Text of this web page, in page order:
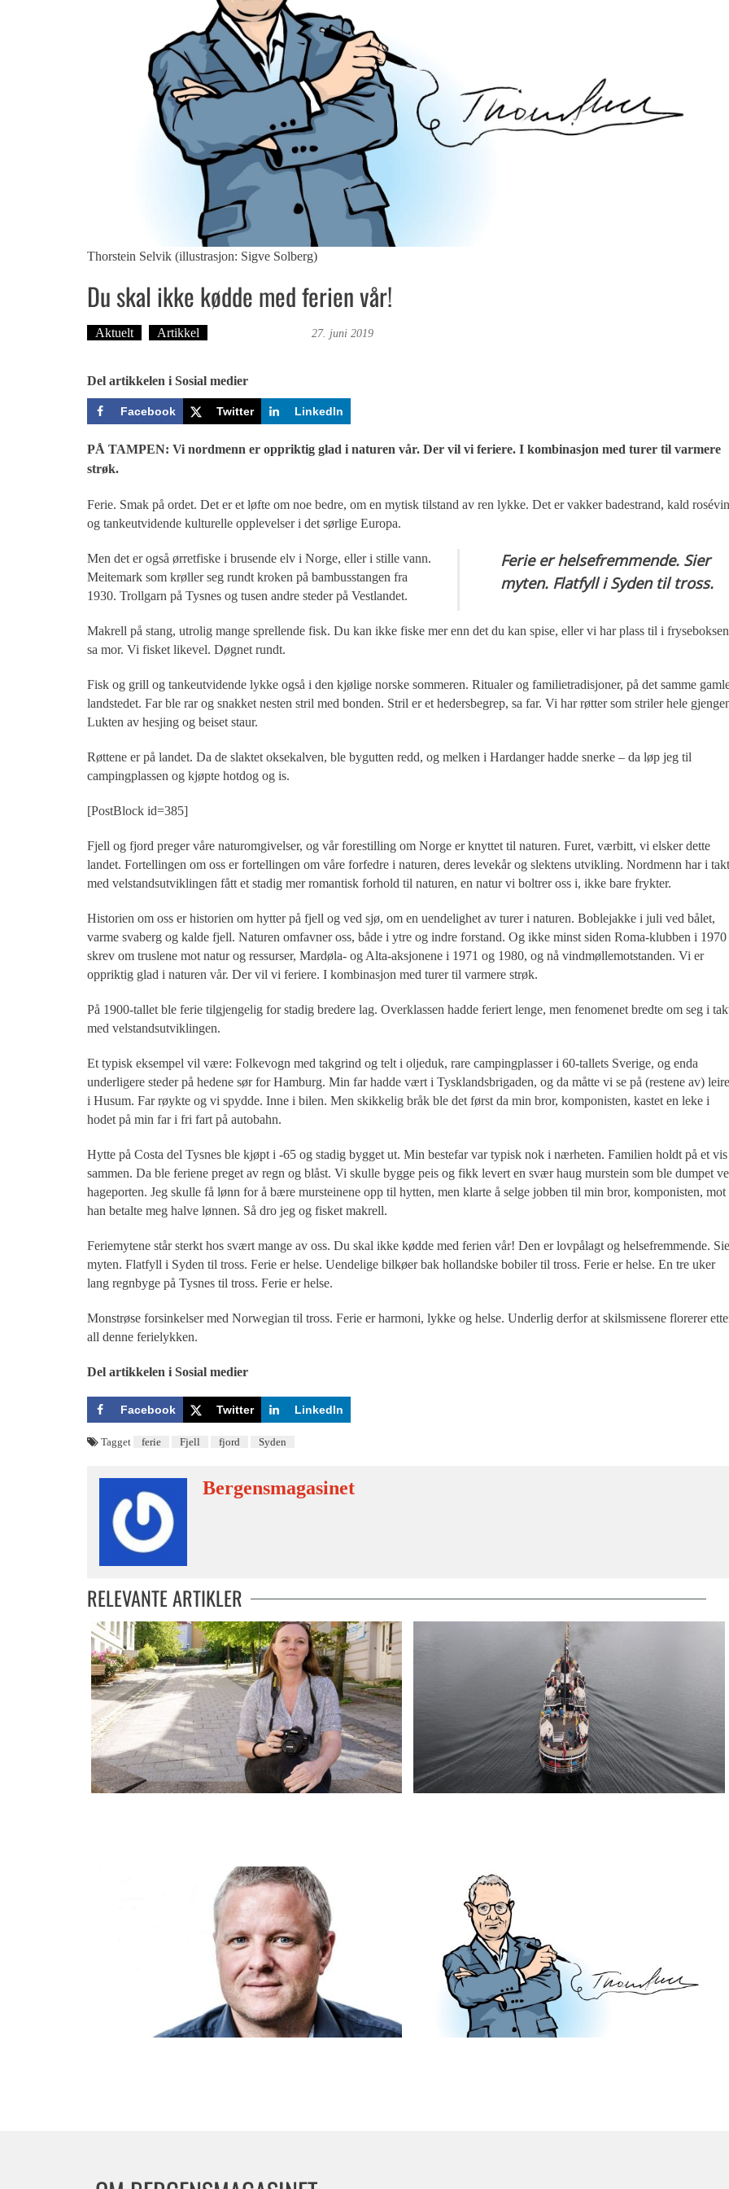
Thorstein Selvik (illustrasjon: Sigve Solberg)
Du skal ikke kødde med ferien vår!
Aktuelt Artikkel 27. juni 2019
Del artikkelen i Sosial medier
Facebook Twitter LinkedIn
PÅ TAMPEN: Vi nordmenn er oppriktig glad i naturen vår. Der vil vi feriere. I kombinasjon med turer til varmere
strøk.
Ferie. Smak på ordet. Det er et løfte om noe bedre, om en mytisk tilstand av ren lykke. Det er vakker badestrand, kald rosévin
og tankeutvidende kulturelle opplevelser i det sørlige Europa.
Ferie er helsefremmende. Sier
myten. Flatfyll i Syden til tross.
Men det er også ørretfiske i brusende elv i Norge, eller i stille vann.
Meitemark som krøller seg rundt kroken på bambusstangen fra
1930. Trollgarn på Tysnes og tusen andre steder på Vestlandet.
Makrell på stang, utrolig mange sprellende fisk. Du kan ikke fiske mer enn det du kan spise, eller vi har plass til i
sa mor. Vi fisket likevel. Døgnet rundt.
Fisk og grill og tankeutvidende lykke også i den kjølige norske sommeren. Ritualer og familietradisjoner, på det samme
landstedet. Far ble rar og snakket nesten stril med bonden. Stril er et hedersbegrep, sa far. Vi har røtter som striler hele
Lukten av hesjing og beiset staur.
Røttene er på landet. Da de slaktet oksekalven, ble bygutten redd, og melken i Hardanger hadde snerke – da løp jeg til
campingplassen og kjøpte hotdog og is.
[PostBlock id=385]
Fjell og fjord preger våre naturomgivelser, og vår forestilling om Norge er knyttet til naturen. Furet, værbitt, vi elsker dette
landet. Fortellingen om oss er fortellingen om våre forfedre i naturen, deres levekår og slektens utvikling. Nordmenn har i takt
med velstandsutviklingen fått et stadig mer romantisk forhold til naturen, en natur vi boltrer oss i, ikke bare frykter.
Historien om oss er historien om hytter på fjell og ved sjø, om en uendelighet av turer i naturen. Boblejakke i juli ved bålet,
varme svaberg og kalde fjell. Naturen omfavner oss, både i ytre og indre forstand. Og ikke minst siden Roma-klubben i 1970
skrev om truslene mot natur og ressurser, Mardøla- og Alta-aksjonene i 1971 og 1980, og nå vindmøllemotstanden. Vi er
oppriktig glad i naturen vår. Der vil vi feriere. I kombinasjon med turer til varmere strøk.
På 1900-tallet ble ferie tilgjengelig for stadig bredere lag. Overklassen hadde feriert lenge, men fenomenet bredte om seg i
med velstandsutviklingen.
Et typisk eksempel vil være: Folkevogn med takgrind og telt i oljeduk, rare campingplasser i 60-tallets Sverige, og enda
underligere steder på hedene sør for Hamburg. Min far hadde vært i Tysklandsbrigaden, og da måtte vi se på (restene av)
i Husum. Far røykte og vi spydde. Inne i bilen. Men skikkelig bråk ble det først da min bror, komponisten, kastet en leke i
hodet på min far i fri fart på autobahn.
Hytte på Costa del Tysnes ble kjøpt i -65 og stadig bygget ut. Min bestefar var typisk nok i nærheten. Familien holdt på et vis
sammen. Da ble feriene preget av regn og blåst. Vi skulle bygge peis og fikk levert en svær haug murstein som ble dumpet
hageporten. Jeg skulle få lønn for å bære mursteinene opp til hytten, men klarte å selge jobben til min bror, komponisten, mot
han betalte meg halve lønnen. Så dro jeg og fisket makrell.
Feriemytene står sterkt hos svært mange av oss. Du skal ikke kødde med ferien vår! Den er lovpålagt og helsefremmende.
myten. Flatfyll i Syden til tross. Ferie er helse. Uendelige bilkøer bak hollandske bobiler til tross. Ferie er helse. En tre uker
lang regnbyge på Tysnes til tross. Ferie er helse.
Monstrøse forsinkelser med Norwegian til tross. Ferie er harmoni, lykke og helse. Underlig derfor at skilsmissene florerer
all denne ferielykken.
Del artikkelen i Sosial medier
Facebook Twitter LinkedIn
Tagget ferie Fjell fjord Syden
Bergensmagasinet
RELEVANTE ARTIKLER